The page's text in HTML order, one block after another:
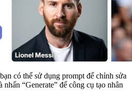
có thể sử dụng prompt để chỉnh sửa
“Generate” để công cụ tạo nhân